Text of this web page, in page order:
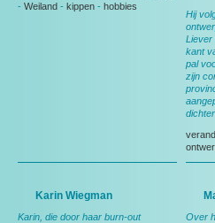
- Weiland - kippen - hobbies
Hij
Liever
kant
pal
zijn
dichter
Karin Wiegman
Karin, die door haar burn-out
Over